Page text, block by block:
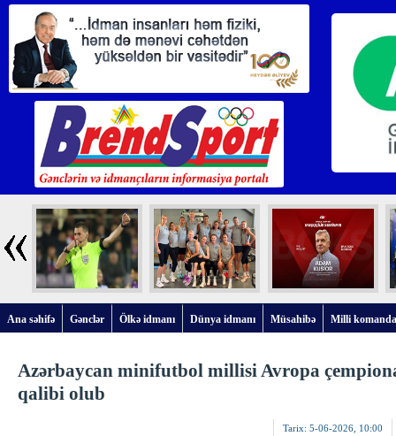
Ana səhifə Gənclər Ölkə idmanı Dünya idmanı Müsahibə Milli
Azərbaycan minifutbol millisi Avropa
qalibi olub
Tarix: 5-06-2026, 10:00